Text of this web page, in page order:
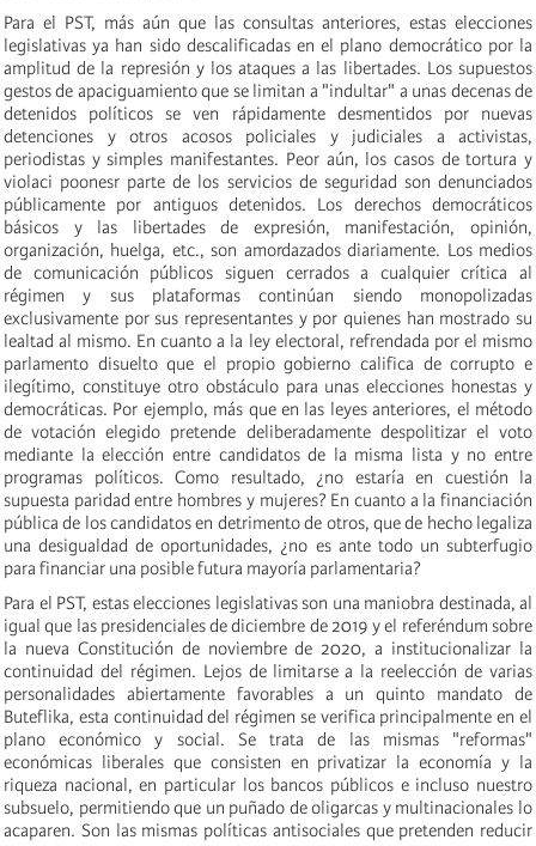
Para el PST, más aún que las consultas anteriores, estas elecciones
legislativas ya han sido descalificadas en el plano democrático por la
amplitud de la represión y los ataques a las libertades. Los supuestos
gestos de apaciguamiento que se limitan a "indultar" a unas decenas de
detenidos políticos se ven rápidamente desmentidos por nuevas
detenciones y otros acosos policiales y judiciales a activistas,
periodistas y simples manifestantes. Peor aún, los casos de tortura y
violaci poonesr parte de los servicios de seguridad son denunciados
públicamente por antiguos detenidos. Los derechos democráticos
básicos y las libertades de expresión, manifestación, opinión,
organización, huelga, etc., son amordazados diariamente. Los medios
de comunicación públicos siguen cerrados a cualquier crítica al
régimen y sus plataformas continúan siendo monopolizadas
exclusivamente por sus representantes y por quienes han mostrado su
lealtad al mismo. En cuanto a la ley electoral, refrendada por el mismo
parlamento disuelto que el propio gobierno califica de corrupto e
ilegítimo, constituye otro obstáculo para unas elecciones honestas y
democráticas. Por ejemplo, más que en las leyes anteriores, el método
de votación elegido pretende deliberadamente despolitizar el voto
mediante la elección entre candidatos de la misma lista y no entre
programas políticos. Como resultado, ¿no estaría en cuestión la
supuesta paridad entre hombres y mujeres? En cuanto a la financiación
pública de los candidatos en detrimento de otros, que de hecho legaliza
una desigualdad de oportunidades, ¿no es ante todo un subterfugio
para financiar una posible futura mayoría parlamentaria?
Para el PST, estas elecciones legislativas son una maniobra destinada, al
igual que las presidenciales de diciembre de 2019 y el referéndum sobre
la nueva Constitución de noviembre de 2020, a institucionalizar la
continuidad del régimen. Lejos de limitarse a la reelección de varias
personalidades abiertamente favorables a unquinto mandato de
Buteflika, esta continuidad del régimen se verifica principalmente en el
plano económico y social. Se trata de las mismas "reformas"
económicas liberales que consisten en privatizar la economía y la
riqueza nacional, en particular los bancos públicos e incluso nuestro
subsuelo, permitiendo que un puñado de oligarcas y multinacionales lo
acaparen. Son las mismas políticas antisociales que pretenden reducir